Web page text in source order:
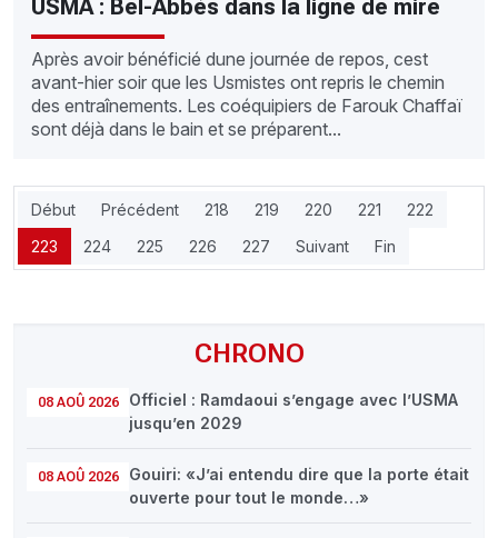
CHRONO
08 AOÛ 2026
Officiel : Ramdaoui s’engage avec l’USMA
jusqu’en 2029
08 AOÛ 2026
Gouiri: «J’ai entendu dire que la porte était
ouverte pour tout le monde…»
USMA : Bel-Abbès dans la ligne de mire
Après avoir bénéficié dune journée de repos, cest
avant-hier soir que les Usmistes ont repris le chemin
des entraînements. Les coéquipiers de Farouk Chaffaï
sont déjà dans le bain et se préparent...
Début Précédent 218 219 220 221
222
223
224 225 226 227 Suivant Fin